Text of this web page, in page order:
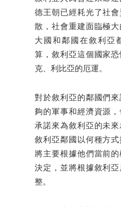
德王朝已經耗光了社
散，社會重建面臨極
大國和鄰國在敘利亞
算，敘利亞這個國家
克、利比亞的厄運。
對於敘利亞的鄰國們
夠的軍事和經濟資源
承諾來為敘利亞的未來
敘利亞鄰國以何種方式
將主要根據他們當前
決定，並將根據敘利
整。